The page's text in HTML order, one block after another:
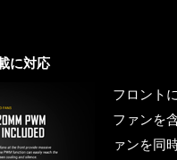
に対応
フロント
ファンを
ァンを同